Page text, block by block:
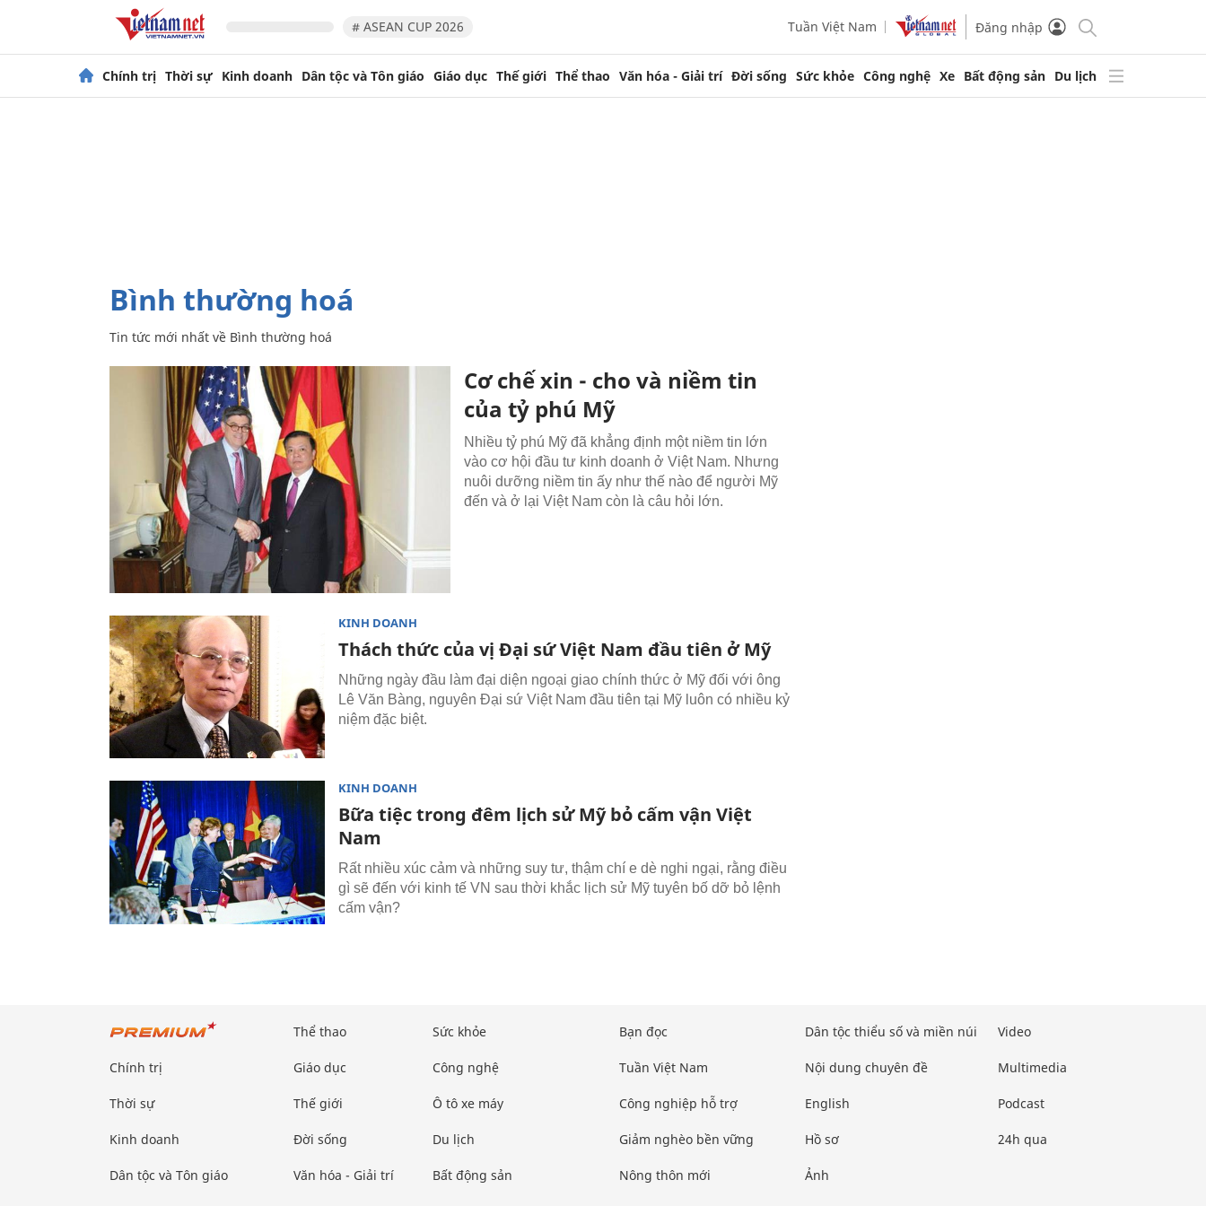
# ASEAN CUP 2026 Tuần Việt Nam Đăng nhập
Chính trị Thời sự Kinh doanh Dân tộc và Tôn giáo Giáo dục Thế giới Thể thao Văn hóa - Giải trí Đời sống Sức khỏe Công nghệ Xe Bất động sản Du lịch
Bình thường hoá
Tin tức mới nhất về Bình thường hoá
Cơ chế xin - cho và niềm tin
của tỷ phú Mỹ
Nhiều tỷ phú Mỹ đã khẳng định một niềm tin lớn
vào cơ hội đầu tư kinh doanh ở Việt Nam. Nhưng
nuôi dưỡng niềm tin ấy như thế nào để người Mỹ
đến và ở lại Việt Nam còn là câu hỏi lớn.
KINH DOANH
Thách thức của vị Đại sứ Việt Nam đầu tiên ở Mỹ
Những ngày đầu làm đại diện ngoại giao chính thức ở Mỹ đối với ông
Lê Văn Bàng, nguyên Đại sứ Việt Nam đầu tiên tại Mỹ luôn có nhiều kỷ
niệm đặc biệt.
KINH DOANH
Bữa tiệc trong đêm lịch sử Mỹ bỏ cấm vận Việt
Nam
Rất nhiều xúc cảm và những suy tư, thậm chí e dè nghi ngại, rằng điều
gì sẽ đến với kinh tế VN sau thời khắc lịch sử Mỹ tuyên bố dỡ bỏ lệnh
cấm vận?
Chính trị
Thời sự
Kinh doanh
Dân tộc và Tôn giáo
Thể thao
Giáo dục
Thế giới
Đời sống
Văn hóa - Giải trí
Sức khỏe
Công nghệ
Ô tô xe máy
Du lịch
Bất động sản
Bạn đọc
Tuần Việt Nam
Công nghiệp hỗ trợ
Giảm nghèo bền vững
Nông thôn mới
Dân tộc thiểu số và miền núi
Nội dung chuyên đề
English
Hồ sơ
Ảnh
Video
Multimedia
Podcast
24h qua